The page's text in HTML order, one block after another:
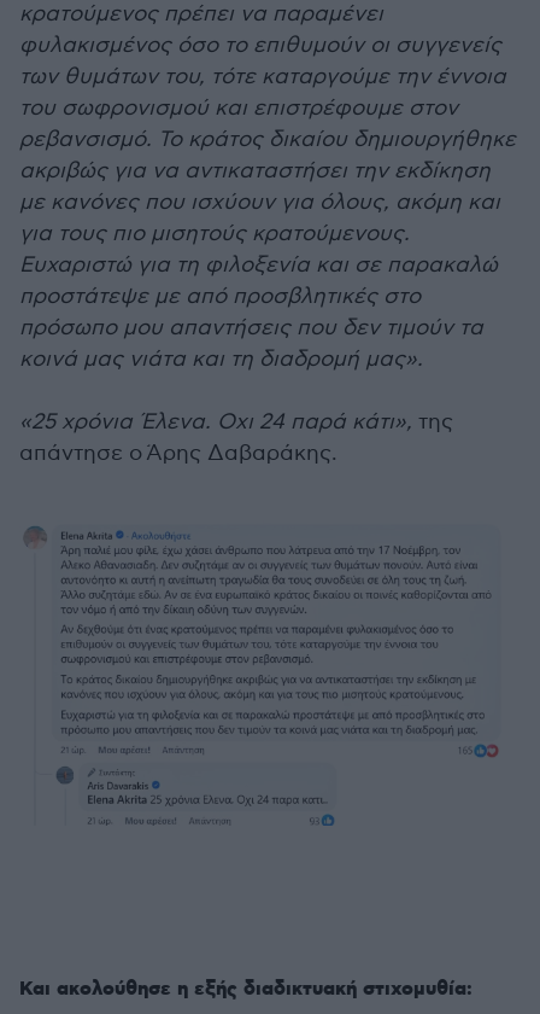
κρατούμενος πρέπει να παραμένει
φυλακισμένος όσο το επιθυμούν οι συγγενείς
των θυμάτων του, τότε καταργούμε την έννοια
του σωφρονισμού και επιστρέφουμε στον
ρεβανσισμό. Το κράτος δικαίου δημιουργήθηκε
ακριβώς για να αντικαταστήσει την εκδίκηση
με κανόνες που ισχύουν για όλους, ακόμη και
για τους πιο μισητούς κρατούμενους.
Ευχαριστώ για τη φιλοξενία και σε παρακαλώ
προστάτεψε με από προσβλητικές στο
πρόσωπο μου απαντήσεις που δεν τιμούν τα
κοινά μας νιάτα και τη διαδρομή μας».
«25 χρόνια Έλενα. Οχι 24 παρά κάτι», της
απάντησε ο Άρης Δαβαράκης.
Και ακολούθησε η εξής διαδικτυακή στιχομυθία: